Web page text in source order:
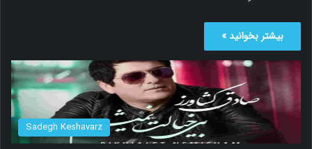
بیشتر بخوانید »
Sadegh Keshavarz